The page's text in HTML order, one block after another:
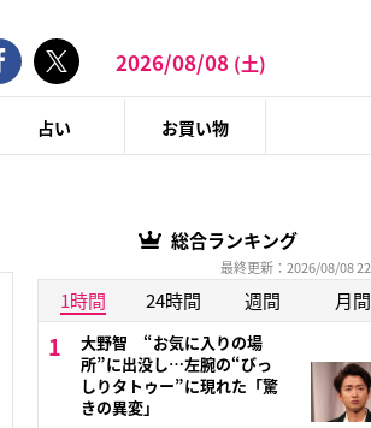
2026/08/08 (土)
占い お買い物
総合ランキング
最終更新：2026/08/08
1時間 24時間 週間 月間
大野智 “お気に入りの場
所”に出没し…左腕の“びっ
しりタトゥー”に現れた「驚
きの異変」